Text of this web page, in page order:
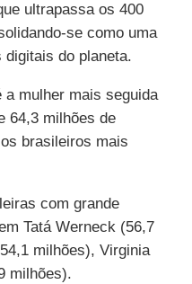
ultrapassa os 400
se como uma
do planeta.
a mulher mais seguida
64,3 milhões de
brasileiros mais
com grande
Tatá Werneck (56,7
milhões), Virginia
milhões).